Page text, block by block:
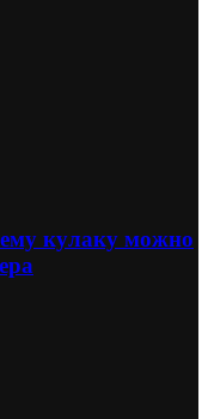
кулаку можно